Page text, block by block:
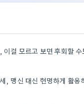
이걸 모르고 보면 후회할 수
, 맹신 대신 현명하게 활용